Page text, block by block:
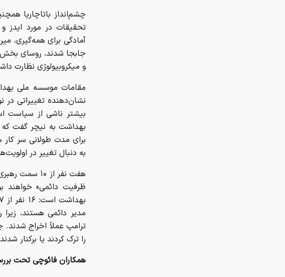
چشم‌انداز باتاچاریا
تحقیقات در مورد ایدز
آمادگی برای همه‌گیری،
جابجا شدند، روسای
و میکروبیولوژی نظارت
مقامات موسسه ملی
نشان‌دهنده تغییراتی
بیشتر ناشی از سیاست
بهداشت به نیچر گفت که
برای مدت طولانی سر کار
به دنبال تغییر در
هفت نفر از
ظرفیت دائمی» خواهند
مدیر دائمی هستند،
را ترک کردند یا برکنار
همکاران فائوچی تحت